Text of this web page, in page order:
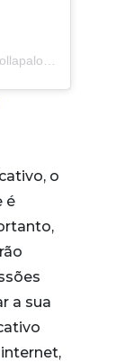
o
é
a sua